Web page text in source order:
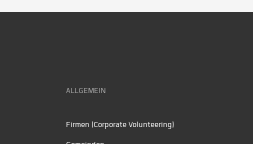
ALLGEMEIN
Firmen (Corporate Volunteering)